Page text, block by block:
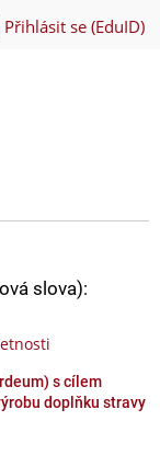
Přihlásit se (EduID)
slova):
s cílem
doplňku stravy